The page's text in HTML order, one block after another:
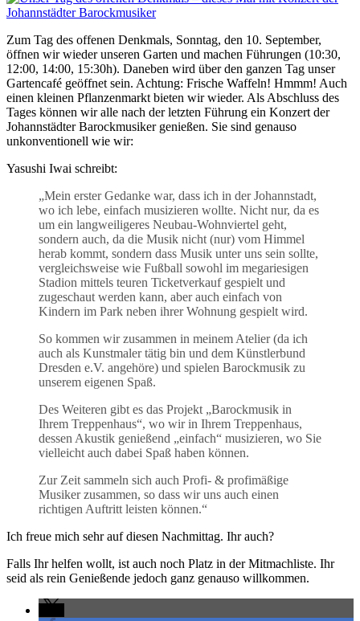
Zum Tag des offenen Denkmals, Sonntag, den 10. September,
öffnen wir wieder unseren Garten und machen Führungen (10:30,
12:00, 14:00, 15:30h). Daneben wird über den ganzen Tag unser
Gartencafé geöffnet sein. Achtung: Frische Waffeln! Hmmm! Auch
einen kleinen Pflanzenmarkt bieten wir wieder. Als Abschluss des
Tages können wir alle nach der letzten Führung ein Konzert der
Johannstädter Barockmusiker genießen. Sie sind genauso
unkonventionell wie wir:
Yasushi Iwai schreibt:
„Mein erster Gedanke war, dass ich in der Johannstadt,
wo ich lebe, einfach musizieren wollte. Nicht nur, da es
um ein langweiligeres Neubau-Wohnviertel geht,
sondern auch, da die Musik nicht (nur) vom Himmel
herab kommt, sondern dass Musik unter uns sein sollte,
vergleichsweise wie Fußball sowohl im megariesigen
Stadion mittels teuren Ticketverkauf gespielt und
zugeschaut werden kann, aber auch einfach von
Kindern im Park neben ihrer Wohnung gespielt wird.
So kommen wir zusammen in meinem Atelier (da ich
auch als Kunstmaler tätig bin und dem Künstlerbund
Dresden e.V. angehöre) und spielen Barockmusik zu
unserem eigenen Spaß.
Des Weiteren gibt es das Projekt „Barockmusik in
Ihrem Treppenhaus“, wo wir in Ihrem Treppenhaus,
dessen Akustik genießend „einfach“ musizieren, wo Sie
vielleicht auch dabei Spaß haben können.
Zur Zeit sammeln sich auch Profi- & profimäßige
Musiker zusammen, so dass wir uns auch einen
richtigen Auftritt leisten können.“
Ich freue mich sehr auf diesen Nachmittag. Ihr auch?
Falls Ihr helfen wollt, ist auch noch Platz in der Mitmachliste. Ihr
seid als rein Genießende jedoch ganz genauso willkommen.